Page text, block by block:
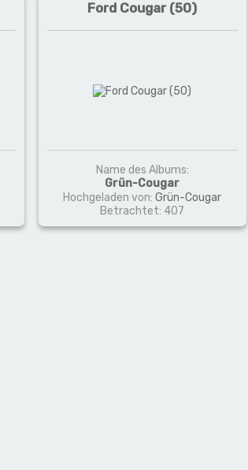
Ford Cougar (50)
Name des Albums:
Grün-Cougar
Hochgeladen von:Grün-Cougar
Betrachtet: 407